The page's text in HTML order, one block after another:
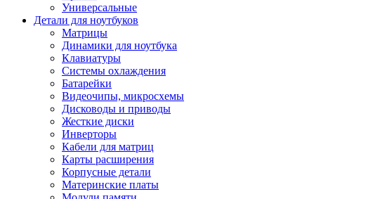
Универсальные
Детали для ноутбуков
Матрицы
Динамики для ноутбука
Клавиатуры
Системы охлаждения
Батарейки
Видеочипы, микросхемы
Дисководы и приводы
Жесткие диски
Инверторы
Кабели для матриц
Карты расширения
Корпусные детали
Материнские платы